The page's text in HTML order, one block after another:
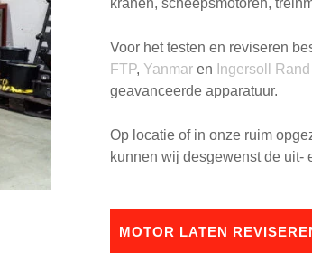
kranen, scheepsmotoren,
Voor het testen en reviseren
FTP, Yanmar en Ingersoll Rand
geavanceerde apparatuur.
Op locatie of in onze ruim
kunnen wij desgewenst de uit-
MOTOR LATEN